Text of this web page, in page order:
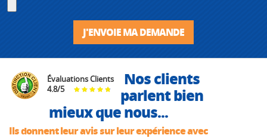
J'ENVOIE MA DEMANDE
Évaluations Clients
4.8/5
Nos clients
parlent bien
mieux que nous...
Ils donnent leur avis sur leur expérience avec